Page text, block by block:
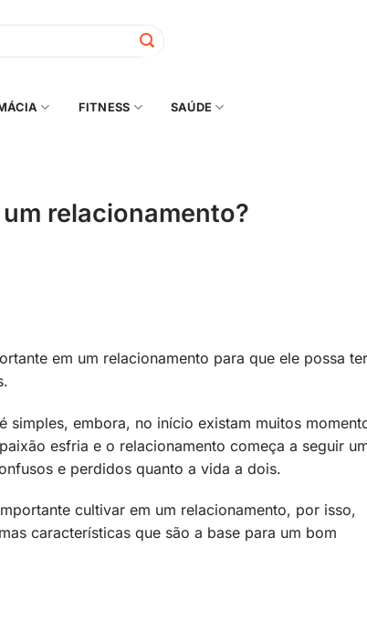
FITNESS SAÚDE
relacionamento?
em um relacionamento para que ele possa ter
simples, embora, no início existam muitos
esfria e o relacionamento começa a seguir
e perdidos quanto a vida a dois.
cultivar em um relacionamento, por isso,
características que são a base para um bom